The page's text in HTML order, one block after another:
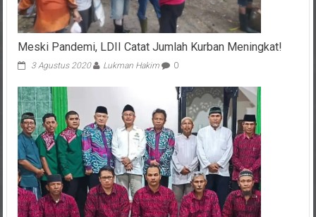
Meski Pandemi, LDII Catat Jumlah Kurban Meningkat!
3 Agustus 2020 Lukman Hakim 0